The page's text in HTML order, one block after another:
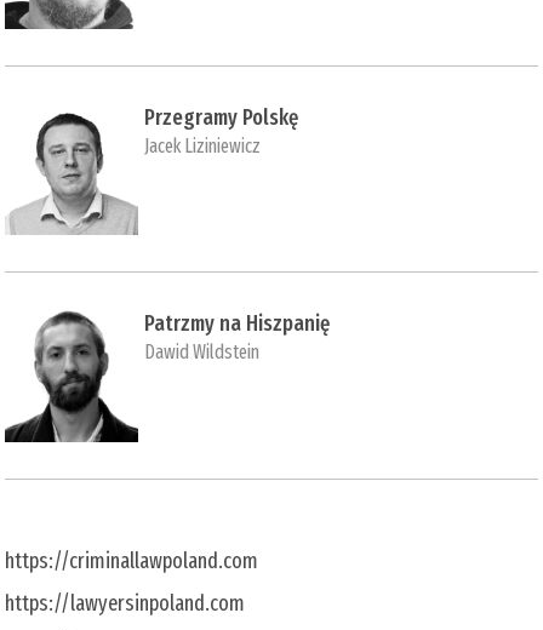
Przegramy Polskę
Jacek Liziniewicz
Patrzmy na Hiszpanię
Dawid Wildstein
https://criminallawpoland.com
https://lawyersinpoland.com